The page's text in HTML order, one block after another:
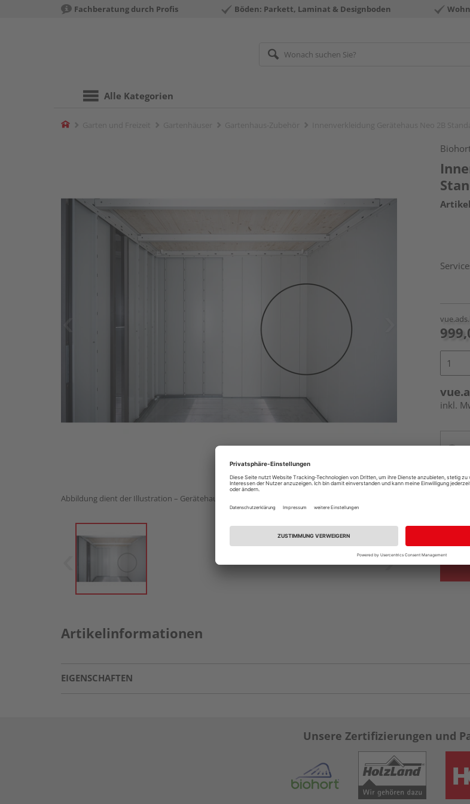
Fachberatung durch Profis Böden: Parkett, Laminat & Designboden
Alle Kategorien
Home
Abbildung dient der Illustration – Gerätehaus nicht im Lieferumfang enthalten.
inkl.
Artikelinformationen
EIGENSCHAFTEN
Unsere Zertifizierungen und